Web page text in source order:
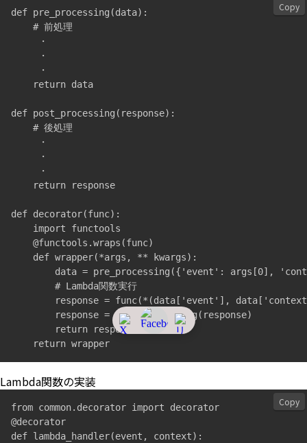
def pre_processing(data):
    # 前処理
     ・
     ・
     ・
    return data
def post_processing(response):
    # 後処理
     ・
     ・
     ・
    return response
def decorator(func):
    import functools
    @functools.wraps(func)
    def wrapper(*args, ** kwargs):
data = pre_processing({'event': args[0],
        # Lambda関数実行
response = func(*(data['event'],
        response = post_processing(response)
        return response
Copy
Lambda関数の実装
from common.decorator import decorator
@decorator
def lambda_handler(event, context):
Copy